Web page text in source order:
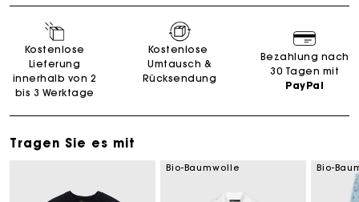
Kostenlose
Lieferung
innerhalb von 2
bis 3 Werktage
Kostenlose
Umtausch &
Rücksendung
Bezahlung nach
30 Tagen mit
PayPal
Tragen Sie es mit
Bio-Baumwolle Bio-